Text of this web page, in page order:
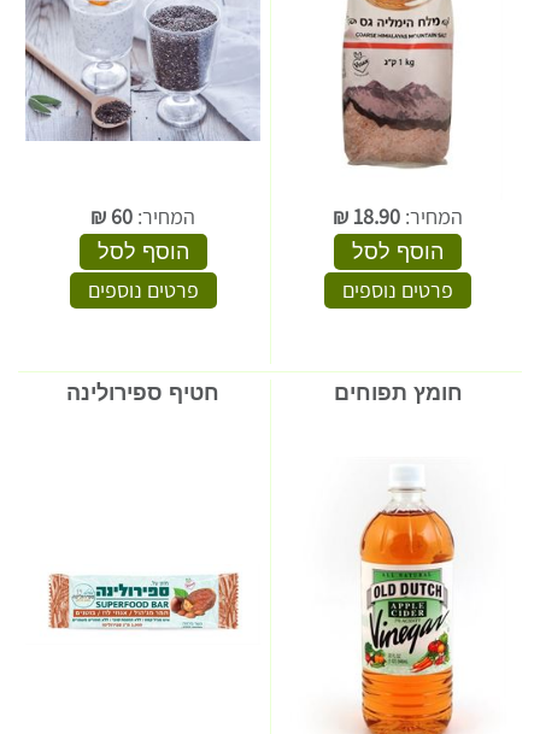
המחיר: 18.90
₪
הוסף לסל
פרטים נוספים
המחיר: 60
₪
הוסף לסל
פרטים נוספים
חומץ תפוחים חטיף ספירולינה